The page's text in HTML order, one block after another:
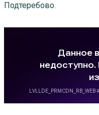
Подтеребово.